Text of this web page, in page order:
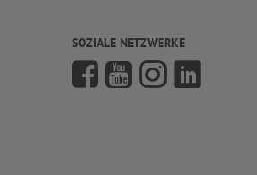
SOZIALE NETZWERKE